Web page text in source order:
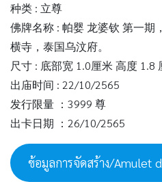
种类 : 立尊
佛牌名称 : 帕婴 龙婆钦 第一期
横寺，泰国乌汶府。
尺寸 : 底部宽 1.0厘米 高度 1.8
出庙时间 : 22/10/2565
发行限量 ：3999 尊
出卡日期 ：26/10/2565
ข้อมูลการจัดสร้าง/Amulet